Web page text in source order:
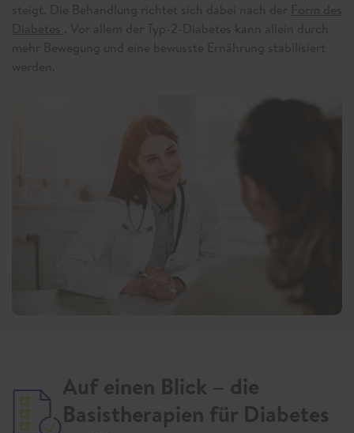
steigt. Die Behandlung richtet sich dabei nach der Form des
Diabetes
. Vor allem der Typ-2-Diabetes kann allein durch
mehr Bewegung und eine bewusste Ernährung stabilisiert
werden.
Auf einen Blick – die
Basistherapien für Diabetes